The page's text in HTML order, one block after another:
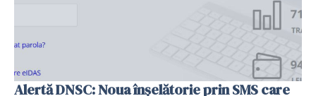
Alertă DNSC: Noua înșelătorie prin SMS care